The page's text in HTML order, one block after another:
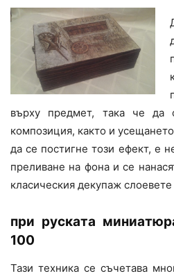
върху предмет, така че да
композиция, както и
да се постигне този ефект, е
преливане на фона и се
класическия декупаж
при руската
100
Тази техника се съчетава